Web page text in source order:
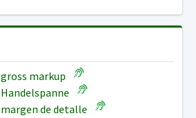
gross markup
Handelspanne
margen de detalle